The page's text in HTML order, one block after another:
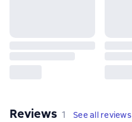
Reviews 1 review
1 See all reviews